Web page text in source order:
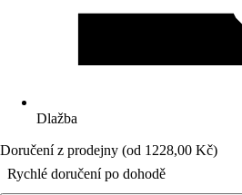
Dlažba
Doručení z prodejny (od 1228,00 Kč)
Rychlé doručení po dohodě